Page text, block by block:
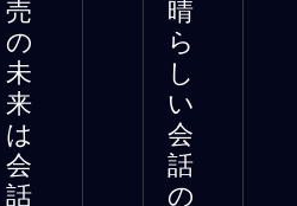
売
の
未
来
は
会
話
晴
ら
し
い
会
話
の